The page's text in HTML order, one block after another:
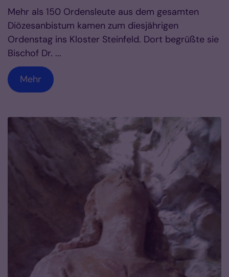
Mehr als 150 Ordensleute aus dem gesamten
Diözesanbistum kamen zum diesjährigen
Ordenstag ins Kloster Steinfeld. Dort begrüßte sie
Bischof Dr. ...
Mehr